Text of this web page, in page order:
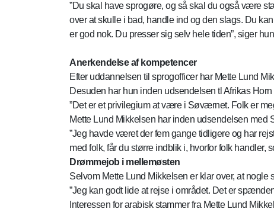
”Du skal have sprogøre, og så skal du også være
over at skulle i bad, handle ind og den slags. Du
er god nok. Du presser sig selv hele tiden”, siger
Anerkendelse af kompetencer
Efter uddannelsen til sprogofficer har Mette Lund
Desuden har hun inden udsendelsen tl Afrikas
”Det er et privilegium at være i Søværnet. Folk er
Mette Lund Mikkelsen har inden udsendelsen
”Jeg havde været der fem gange tidligere og har
med folk, får du større indblik i, hvorfor folk handler,
Drømmejob i mellemøsten
Selvom Mette Lund Mikkelsen er klar over, at
”Jeg kan godt lide at rejse i området. Det er
Interessen for arabisk stammer fra Mette Lund